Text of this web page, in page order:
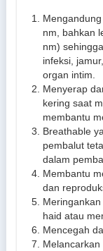
nm, bahkan
nm)
infeksi,
organ intim.
Menyerap
kering saat
membantu
Breathable
pembalut
dalam
Membantu
dan
haid atau
Mencegah